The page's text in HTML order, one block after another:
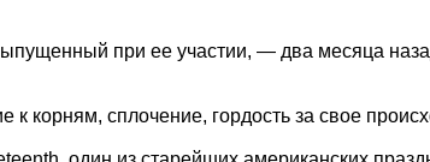
при ее участии, — два месяца
корням, сплочение, гордость за свое